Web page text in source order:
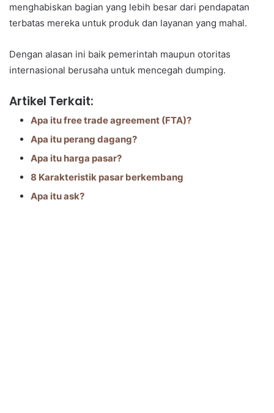
menghabiskan bagian yang lebih besar dari pendapatan
terbatas mereka untuk produk dan layanan yang mahal.
Dengan alasan ini baik pemerintah maupun otoritas
internasional berusaha untuk mencegah dumping.
Artikel Terkait:
Apa itu free trade agreement (FTA)?
Apa itu perang dagang?
Apa itu harga pasar?
8 Karakteristik pasar berkembang
Apa itu ask?